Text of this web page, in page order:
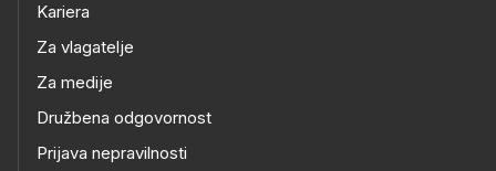
Kariera
Za vlagatelje
Za medije
Družbena odgovornost
Prijava nepravilnosti